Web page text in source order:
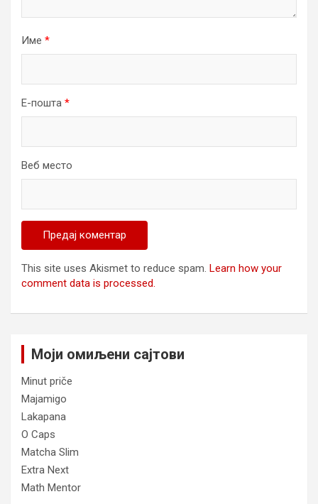
Име *
Е-пошта *
Веб место
This site uses Akismet to reduce spam. Learn how your
comment data is processed.
Моји омиљени сајтови
Minut priče
Majamigo
Lakapana
O Caps
Matcha Slim
Extra Next
Math Mentor